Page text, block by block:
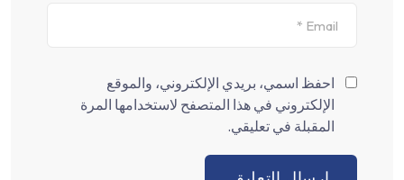
احفظ اسمي، بريدي الإلكتروني، والموقع
الإلكتروني في هذا المتصفح لاستخدامها المرة
المقبلة في تعليقي.